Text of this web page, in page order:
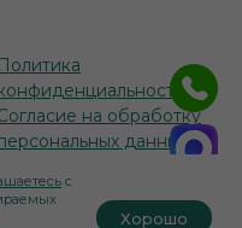
с
Хорошо
Политика
и
на обработку
данных